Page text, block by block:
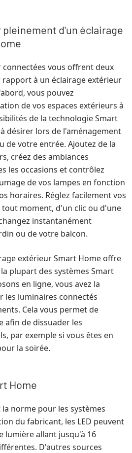
d'un éclairage
connectées vous offrent deux
rapport à un éclairage extérieur
vous pouvez
de vos espaces extérieurs à
de la technologie Smart
désirer lors de l'aménagement
de votre entrée. Ajoutez de la
créez des ambiances
les occasions et contrôlez
de vos lampes en fonction
horaires. Réglez facilement vos
tout moment, d'un clic ou d'une
instantanément
ou de votre balcon.
extérieur Smart Home offre
plupart des systèmes Smart
en ligne, vous avez la
les luminaires connectés
Cela vous permet de
afin de dissuader les
par exemple si vous êtes en
la soirée.
Home
la norme pour les systèmes
du fabricant, les LED peuvent
lumière allant jusqu'à 16
D'autres sources